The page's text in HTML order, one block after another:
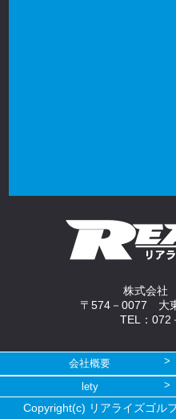
株式会社
〒574－0077 大
TEL：072
会社概要
lety
Copyright(c) リアライズゴル